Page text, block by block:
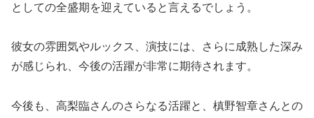
としての全盛期を迎えていると言えるでしょう。
彼女の雰囲気やルックス、演技には、さらに成熟した深み
が感じられ、今後の活躍が非常に期待されます。
今後も、高梨臨さんのさらなる活躍と、槙野智章さんとの